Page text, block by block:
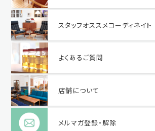
スタッフオススメコーディネイト
よくあるご質問
店舗について
メルマガ登録・解除